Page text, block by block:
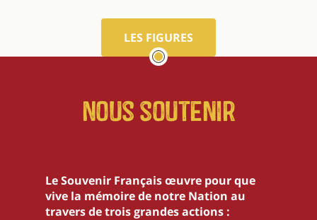
LES FIGURES
Nous soutenir
Le Souvenir Français œuvre pour que
vive la mémoire de notre Nation au
travers de trois grandes actions :